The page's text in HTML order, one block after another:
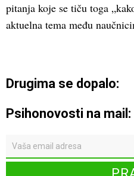
pitanja koje se tiču toga
aktuelna tema među
Drugima se dopalo:
Psihonovosti na mail: